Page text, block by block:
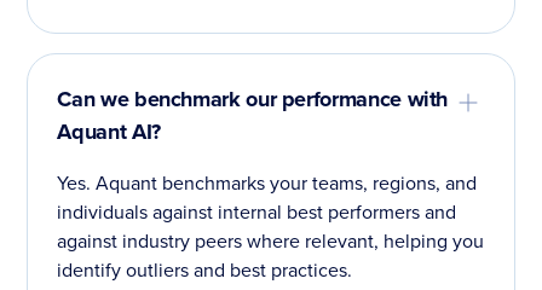
Can we benchmark our performance with
Aquant AI?
Yes. Aquant benchmarks your teams, regions, and
individuals against internal best performers and
against industry peers where relevant, helping you
identify outliers and best practices.